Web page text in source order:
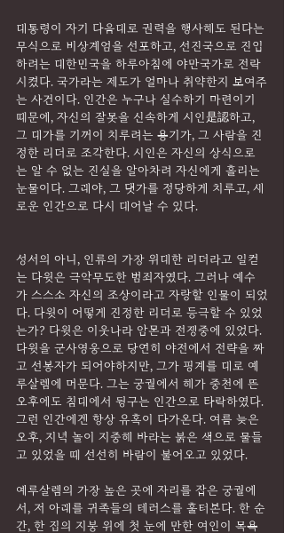
대통령이 자기 다음대로 권력을 행사해도 된다는
무식으로 비상계엄을 선포하고, 선진국으로 진입
하려는 대한민국을 하루아침에 야만국가로 전락
시켰다. 국가라는 제도가 얼마나 취약한지 보여주
는 사건이다. 인간은 누구나 실수하기 마련이기
때문에, 자신의 잘못을 신속하게 시인是認하고,
그 대가를 기꺼이 치루려는 용기가, 그 사람을 진
정한 리더로 조각한다. 시인은 자신의 상식으로
는 알 수 없는 진실을 알아차려 자신에게 흘리는
눈물이다. 그래야, 그 댓가를 정당하게 치루고, 새
로운 인간으로 다시 태어날 수 있다.
성서의 아니, 인류의 가장 위대한 리더라고 일컫
는 다윗은 극악무도한 범죄자였다. 그러나 예수
가 스스소 자신의 조상이라고 자랑할 인물이 되었
다. 다윗이 어떻게 진정한 리더로 등극할 수 있었
는가? 다윗은 이웃나라 암몬과 전쟁중에 있었다.
다윗을 군사영웅으로 당연히 야전에서 전략을 짜
고 선봉자가 되어야하지만, 그가 핑계를 대로 예
루살렘에 머문다. 그는 궁궐에서 해가 중천에 뜬
오후에도 침대에서 뒹구는 인간으로 타락하였다.
그런 인간에겐 항상 유혹이 다가온다. 여름 늦은
오후, 지녁 놀이 지중해 바라는 붉은 색으로 물들
고 있었을 때 선선히 바람이 불어오고 있었다.
예루살렘의 가장 높은 곳에 자리를 잡은 궁궐에
서, 저 아래를 귀족들의 테러스를 훌터본다. 한 순
간, 한 집의 지붕 위에 첫 눈에 만한 여인이 목욕